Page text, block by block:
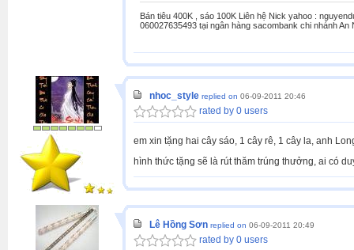
Bán tiêu 400K , sáo 100K Liên hệ Nick yahoo :
060027635493 tại ngân hàng sacombank chi nhánh
nhoc_style replied on 06-09-2011 20:46
rated by 0 users
em xin tặng hai cây sáo, 1 cây rê, 1 cây la, anh
hình thức tặng sẽ là rút thăm trúng thưởng, ai có
Lê Hồng Sơn replied on 06-09-2011 20:49
rated by 0 users